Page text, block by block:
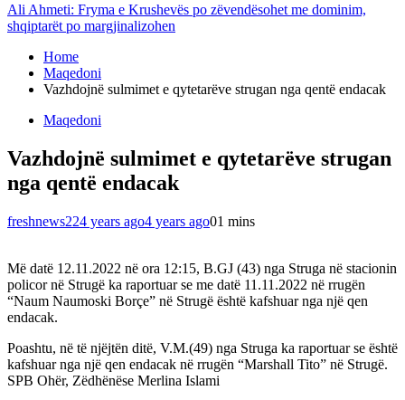
Ali Ahmeti: Fryma e Krushevës po zëvendësohet me dominim,
shqiptarët po margjinalizohen
Home
Maqedoni
Vazhdojnë sulmimet e qytetarëve strugan nga qentë endacak
Maqedoni
Vazhdojnë sulmimet e qytetarëve strugan
nga qentë endacak
freshnews224 years ago4 years ago01 mins
Më datë 12.11.2022 në ora 12:15, B.GJ (43) nga Struga në stacionin
policor në Strugë ka raportuar se me datë 11.11.2022 në rrugën
“Naum Naumoski Borçe” në Strugë është kafshuar nga një qen
endacak.
Poashtu, në të njëjtën ditë, V.M.(49) nga Struga ka raportuar se është
kafshuar nga një qen endacak në rrugën “Marshall Tito” në Strugë.
SPB Ohër, Zëdhënëse Merlina Islami